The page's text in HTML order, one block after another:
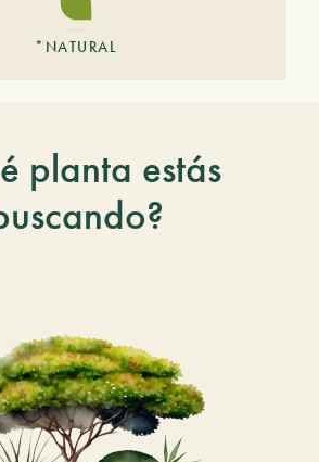
*NATURAL
planta estás